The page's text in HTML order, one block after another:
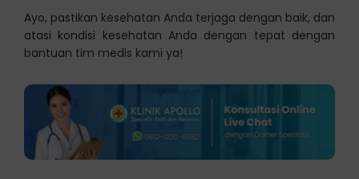
Ayo, pastikan kesehatan Anda terjaga dengan baik, dan
atasi kondisi kesehatan Anda dengan tepat dengan
bantuan tim medis kami ya!